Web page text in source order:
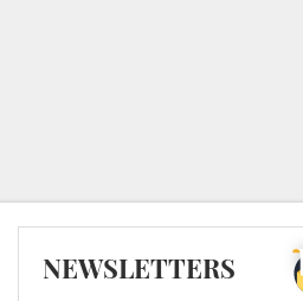
NEWSLETTERS